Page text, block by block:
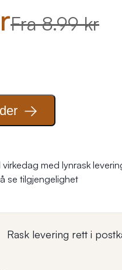
Fra 8.99 kr
virkedag med lynrask
se tilgjengelighet
Rask levering rett i